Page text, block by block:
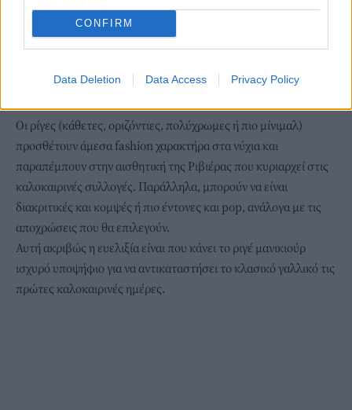
CONFIRM
Data Deletion Data Access Privacy Policy
Οι ρίγες (κάθετες, οριζόντιες, πολύχρωμες ή πιο μίνιμαλ)
προσθέτουν άμεσα fashion χαρακτήρα στα νύχια και
παραπέμπουν στην αισθητική της Ριβιέρας που κυριαρχεί στις
καλοκαιρινές συλλογές. Παράλληλα, μπορούν να είναι
διακριτικές και κομψές ή πιο έντονες και pop, ανάλογα με τις
αποχρώσεις που θα επιλεγούν.
Αυτή ακριβώς η ευελιξία είναι που κάνει το ριγέ μανικιούρ
ισχυρό υποψήφιο για να αντικαταστήσει το κλασικό γαλλικό τις
πρώτες καλοκαιρινές ημέρες.